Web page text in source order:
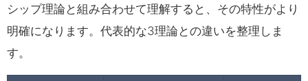
シップ理論と組み合わせて理解すると、その特性がより
明確になります。代表的な3理論との違いを整理しま
す。